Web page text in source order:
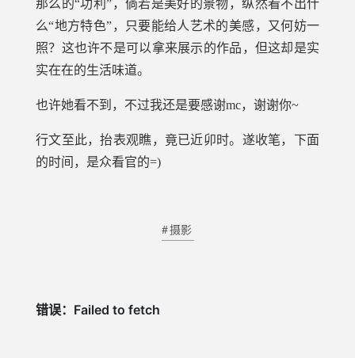
那么的“功利”，倘若是美好的景物，纵然看不出什
么“地方特色”，只要能给人艺术的美感，又何妨一
照？这也许不是可以拿来展示的作品，但这却是实
实在在的生活味道。
也许她看不到，不过我还是要感谢mc，谢谢你~
行文至此，抬表观瞧，竟已近卯时。遂收笔，下面
的时间，是众看官的=)
摄影